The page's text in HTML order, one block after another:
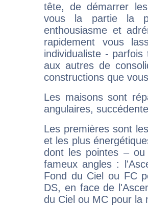
tête, de démarrer
vous la partie la
enthousiasme et
rapidement vous
individualiste -
aux autres de
constructions que
Les maisons sont
angulaires,
Les premières sont
et les plus
dont les pointes –
fameux angles :
Fond du Ciel ou FC
DS, en face de
du Ciel ou MC pour la